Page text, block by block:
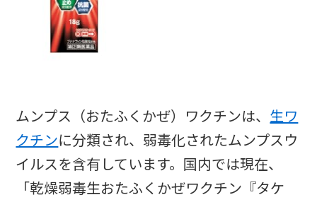
ムンプス（おたふくかぜ）ワクチンは、 生ワ
クチンに分類され、弱毒化されたムンプスウ
イルスを含有しています。国内では現在、
「乾燥弱毒生おたふくかぜワクチン『タケ